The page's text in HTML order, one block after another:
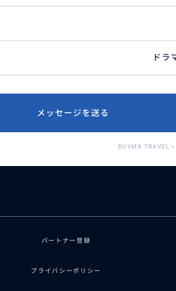
ドラ
メッセージを送る
BUYMA TRAVEL >
パートナー登録
プライバシーポリシー